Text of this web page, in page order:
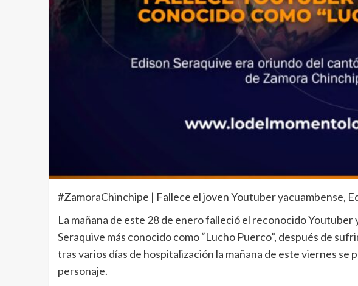
#ZamoraChinchipe | Fallece el joven Youtuber yacuambense,
La mañana de este 28 de enero falleció el reconocido
Seraquive más conocido como “Lucho Puerco”, después de
tras varios días de hospitalización la mañana de este viernes se
personaje.